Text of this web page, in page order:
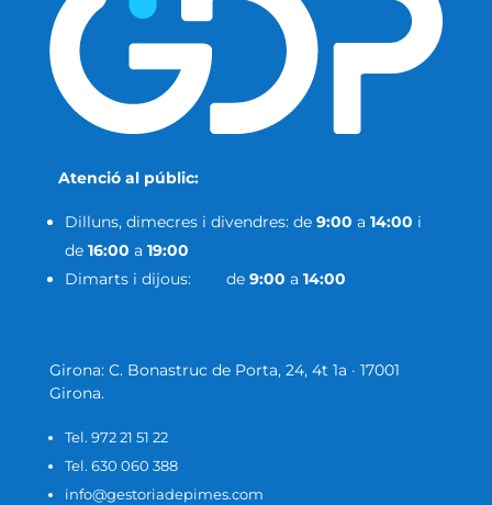
Atenció al públic:
Dilluns, dimecres i divendres: de 9:00 a 14:00 i
de 16:00 a 19:00
Dimarts i dijous: de 9:00 a 14:00
Girona: C. Bonastruc de Porta, 24, 4t 1a · 17001
Girona.
Tel. 972 21 51 22
Tel. 630 060 388
info@gestoriadepimes.com